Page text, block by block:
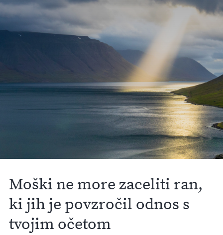
Moški ne more zaceliti ran,
ki jih je povzročil odnos s
tvojim očetom